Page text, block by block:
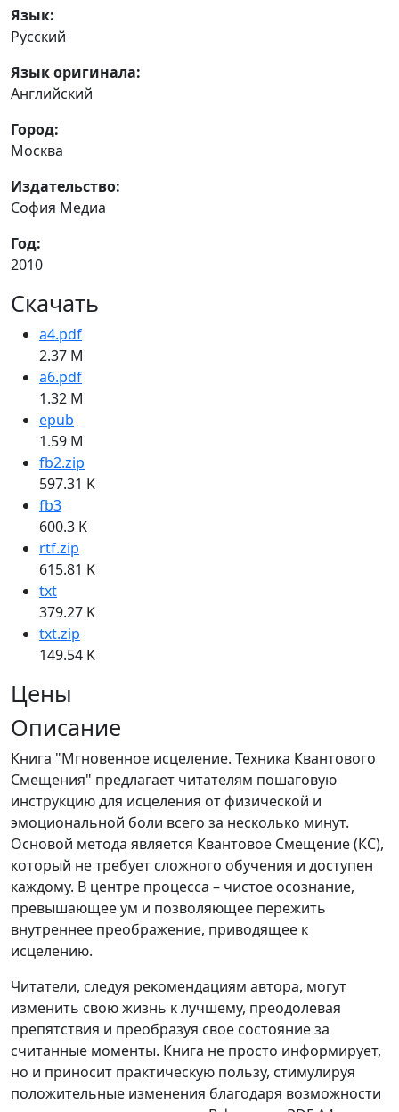
Язык:
Русский
Язык оригинала:
Английский
Город:
Москва
Издательство:
София Медиа
Год:
2010
Скачать
a4.pdf
2.37 M
a6.pdf
1.32 M
epub
1.59 M
fb2.zip
597.31 K
fb3
600.3 K
rtf.zip
615.81 K
txt
379.27 K
txt.zip
149.54 K
Цены
Описание
Книга "Мгновенное исцеление. Техника Квантового
Смещения" предлагает читателям пошаговую
инструкцию для исцеления от физической и
эмоциональной боли всего за несколько минут.
Основой метода является Квантовое Смещение (КС),
который не требует сложного обучения и доступен
каждому. В центре процесса – чистое осознание,
превышающее ум и позволяющее пережить
внутреннее преображение, приводящее к
исцелению.
Читатели, следуя рекомендациям автора, могут
изменить свою жизнь к лучшему, преодолевая
препятствия и преобразуя свое состояние за
считанные моменты. Книга не просто информирует,
но и приносит практическую пользу, стимулируя
положительные изменения благодаря возможности